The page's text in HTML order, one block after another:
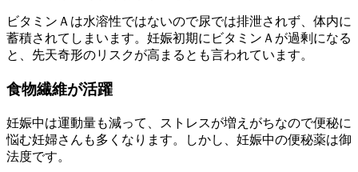
ビタミンＡは水溶性ではないので尿では排泄されず、体内に
蓄積されてしまいます。妊娠初期にビタミンＡが過剰になる
と、先天奇形のリスクが高まるとも言われています。
食物繊維が活躍
妊娠中は運動量も減って、ストレスが増えがちなので便秘に
悩む妊婦さんも多くなります。しかし、妊娠中の便秘薬は御
法度です。